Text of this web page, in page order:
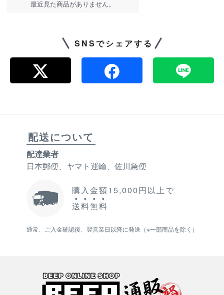
最近見た商品がありません。
SNSでシェアする
配送について
配達業者
日本郵便、ヤマト運輸、佐川急便
購入金額15,000円以上で
送料無料
通常、ご入金確認後、翌営業日以降に発送（※一部商品を除く）